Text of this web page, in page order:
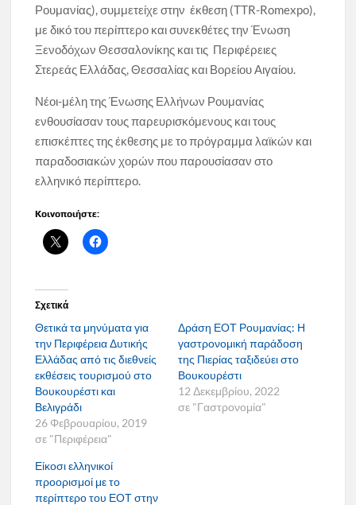
Ρουμανίας), συμμετείχε στην έκθεση (ΤΤR-Romexpo),
με δικό του περίπτερο και συνεκθέτες την Ένωση
Ξενοδόχων Θεσσαλονίκης και τις Περιφέρειες
Στερεάς Ελλάδας, Θεσσαλίας και Βορείου Αιγαίου.
Νέοι-μέλη της Ένωσης Ελλήνων Ρουμανίας
ενθουσίασαν τους παρευρισκόμενους και τους
επισκέπτες της έκθεσης με το πρόγραμμα λαϊκών και
παραδοσιακών χορών που παρουσίασαν στο
ελληνικό περίπτερο.
Κοινοποιήστε:
Σχετικά
Θετικά τα μηνύματα για
την Περιφέρεια Δυτικής
Ελλάδας από τις διεθνείς
εκθέσεις τουρισμού στο
Βουκουρέστι και
Βελιγράδι
26 Φεβρουαρίου, 2019
σε "Περιφέρεια"
Δράση ΕΟΤ Ρουμανίας: Η
γαστρονομική παράδοση
της Πιερίας ταξιδεύει στο
Βουκουρέστι
12 Δεκεμβρίου, 2022
σε "Γαστρονομία"
Είκοσι ελληνικοί
προορισμοί με το
περίπτερο του ΕΟΤ στην